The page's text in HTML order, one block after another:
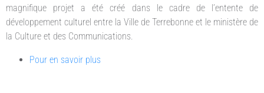
magnifique projet a été créé dans le cadre de l’entente de
développement culturel entre la Ville de Terrebonne et le ministère de
la Culture et des Communications.
Pour en savoir plus